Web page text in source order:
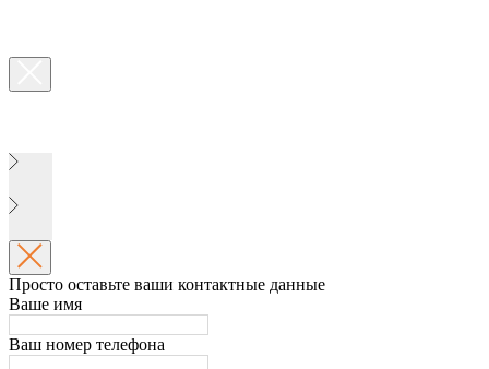
Просто оставьте ваши контактные данные
Ваше имя
Ваш номер телефона